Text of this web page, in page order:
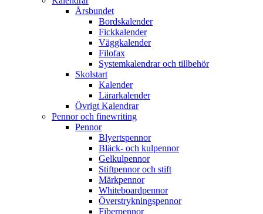
Årsbundet
Bordskalender
Fickkalender
Väggkalender
Filofax
Systemkalendrar och tillbehör
Skolstart
Kalender
Lärarkalender
Övrigt Kalendrar
Pennor och finewriting
Pennor
Blyertspennor
Bläck- och kulpennor
Gelkulpennor
Stiftpennor och stift
Märkpennor
Whiteboardpennor
Överstrykningspennor
Fiberpennor